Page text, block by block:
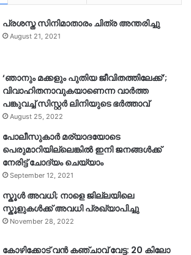
പ്രശസ്ത സിനിമാതാരം ചിത്ര അന്തരിച്ചു
August 21, 2021
‘ഞാനും മക്കളും പുതിയ ജീവിതത്തിലേക്ക്’;
വിവാഹിതനാവുകയാണെന്ന വാർത്ത
പങ്കുവച്ച് സിസ്റ്റർ ലിനിയുടെ ഭർത്താവ്
August 25, 2022
പോലീസുകാര്‍ മര്യാദയോടെ
പെരുമാറിയില്ലെങ്കില്‍ ഇനി ജനങ്ങള്‍ക്ക്
നേരിട്ട് ചോദ്യം ചെയ്യാം
September 12, 2021
സ്കൂൾ അവധി; നാളെ ജില്ലയിലെ
സ്കൂളുകൾക്ക് അവധി പ്രഖ്യാപിച്ചു
November 28, 2022
കോഴിക്കോട് വൻ കഞ്ചാവ് വേട്ട: 20 കിലോ